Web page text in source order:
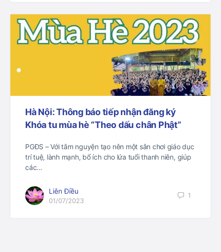
Hà Nội: Thông báo tiếp nhận đăng ký
Khóa tu mùa hè “Theo dấu chân Phật”
PGĐS – Với tâm nguyện tạo nên một sân chơi giáo dục
trí tuệ, lành mạnh, bổ ích cho lứa tuổi thanh niên, giúp
các…
Liên Điều
01/07/2023
1